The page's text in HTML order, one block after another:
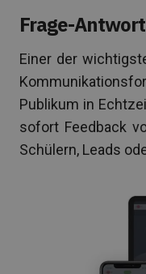
Frage-
Einer der
Publikum in
sofort Feedback
Schülern, Leads